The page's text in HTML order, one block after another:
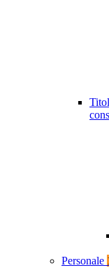
Personale